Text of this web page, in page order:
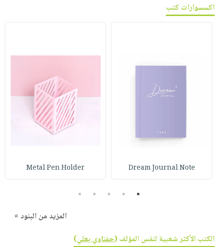
اكسسوارات كتب
Dream Journal Note
Metal Pen Holder
1
2
3
4
5
المزيد من البنود »
الكتب الأكثر شعبية لنفس المؤلف (حفناوي بعلي)